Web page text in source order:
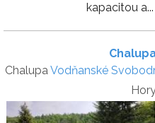
kapacitou a...
ChalupaVodňanské